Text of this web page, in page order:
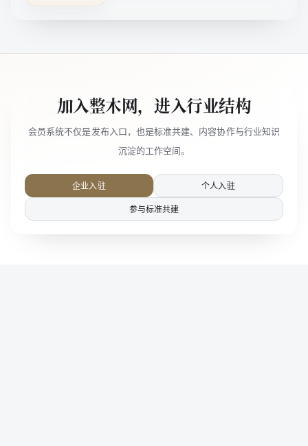
加入整木网，进入行业结构
会员系统不仅是发布入口，也是标准共建、内容协作与行业知识
沉淀的工作空间。
企业入驻
个人入驻
参与标准共建